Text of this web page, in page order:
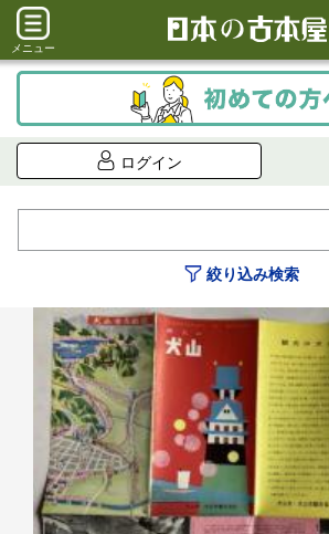
メニュー
ログイン
絞り込み検索